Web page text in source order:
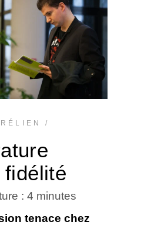
fidélité
: 4 minutes
tenace chez